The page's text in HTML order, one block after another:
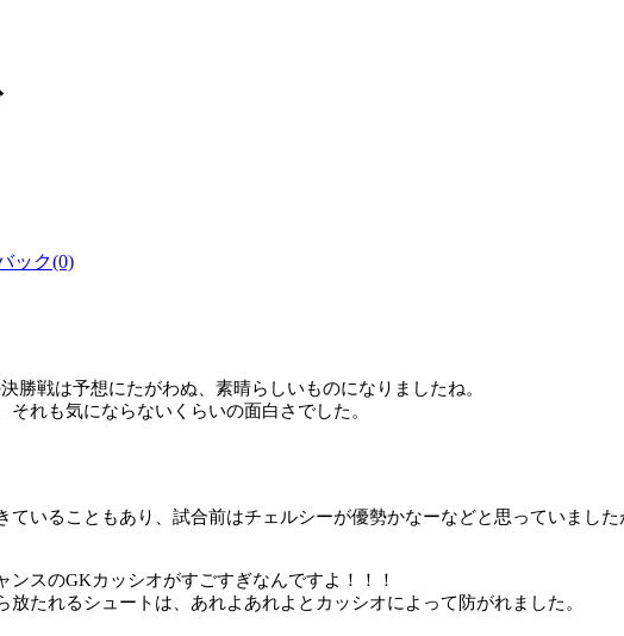
ック(0)
勝戦は予想にたがわぬ、素晴らしいものになりましたね。
れも気にならないくらいの面白さでした。
いることもあり、試合前はチェルシーが優勢かなーなどと思っていまし
ンスのGKカッシオがすごすぎなんですよ！！！
たれるシュートは、あれよあれよとカッシオによって防がれました。